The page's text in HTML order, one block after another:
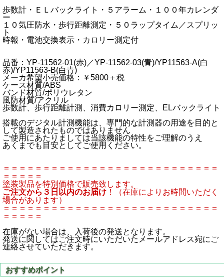
歩数計・ＥＬバックライト・５アラーム・１００年カレンダ
ー
１０気圧防水・歩行距離測定・５０ラップタイム／スプリッ
ト
時報・電池交換表示・カロリー測定付
品番：YP-11562-01(赤)／YP-11562-03(青)/YP11563-A(白
赤)/YP11563-B(白青)
メーカ希望小売価格：￥5800＋税
ケース材質/ABS
バンド材質/ポリウレタン
風防材質/アクリル
歩数計、歩行距離計測、消費カロリー測定、ELバックライト
搭載のデジタル計測機能は、専門的な計測器の用途を目的と
して製造されたものではありません
ご使用にあたりましては当該機能の特性をご理解のうえ
あくまでも目安としてご使用ください。
＝＝＝＝＝＝＝＝＝＝＝＝＝＝＝＝＝＝＝＝＝＝＝＝＝＝＝
＝＝＝＝＝
塗装製品を特別価格で販売致します。
ご注文から３日以内のお届け ！（在庫によりお時間いただく
場合があります）
＝＝＝＝＝＝＝＝＝＝＝＝＝＝＝＝＝＝＝＝＝＝＝＝＝＝＝
＝＝＝＝＝
在庫がない場合は、入荷後の発送となります。
発送に関してはご注文時にいただいたメールアドレス宛にご
連絡させていただきます。